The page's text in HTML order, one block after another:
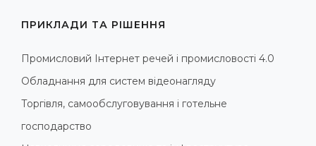
ПРИКЛАДИ ТА РІШЕННЯ
Промисловий Інтернет речей і промисловості 4.0
Обладнання для систем відеонагляду
Торгівля, самообслуговування і готельне
господарство